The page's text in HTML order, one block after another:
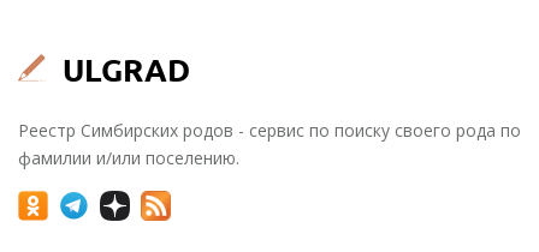
Реестр Симбирских родов - сервис по поиску своего рода по
фамилии и/или поселению.